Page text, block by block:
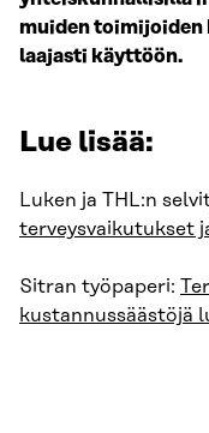
muiden toimijoiden
laajasti käyttöön.
Lue lisää:
Luken ja THL:n
terveysvaikutukset
Sitran työpaperi:
kustannussäästöjä